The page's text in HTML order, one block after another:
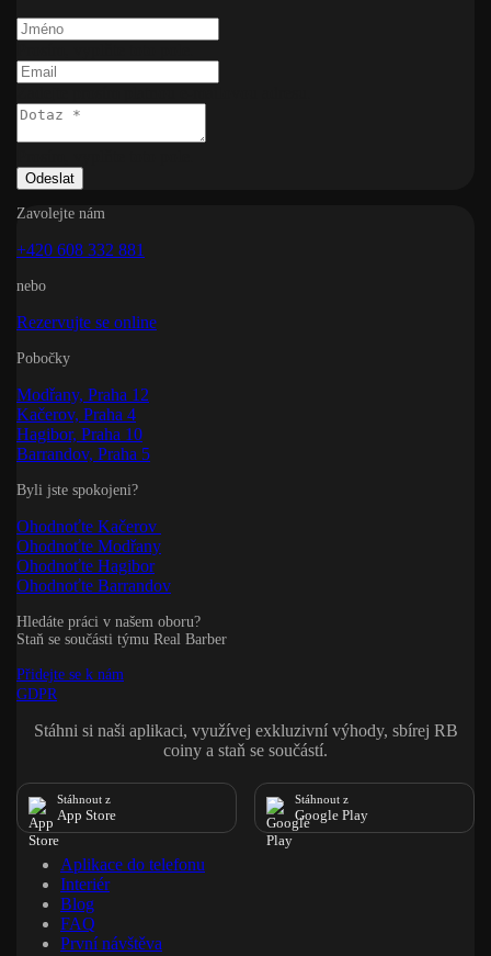
Odeslat
Zavolejte nám
+420 608 332 881
nebo
Rezervujte se online
Pobočky
Modřany, Praha 12
Kačerov, Praha 4
Hagibor, Praha 10
Barrandov, Praha 5
Byli jste spokojeni?
Ohodnoťte Kačerov
Ohodnoťte Modřany
Ohodnoťte Hagibor
Ohodnoťte Barrandov
Hledáte práci v našem oboru?
Staň se součásti týmu Real Barber
Přidejte se k nám
GDPR
Stáhni si naši aplikaci, využívej exkluzivní výhody, sbírej RB
coiny a staň se součástí.
Stáhnout z
App Store
Stáhnout z
Google Play
Aplikace do telefonu
Interiér
Blog
FAQ
První návštěva